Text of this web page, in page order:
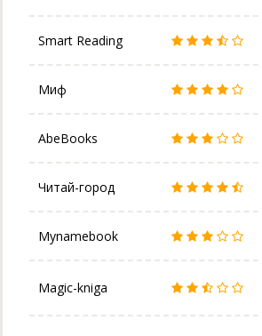
Smart Reading
Миф
AbeBooks
Читай-город
Mynamebook
Magic-kniga